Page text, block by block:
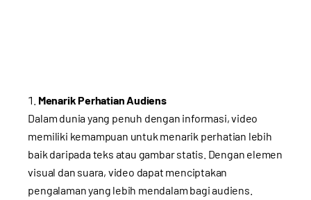
Menarik Perhatian Audiens
Dalam dunia yang penuh dengan informasi, video
memiliki kemampuan untuk menarik perhatian lebih
baik daripada teks atau gambar statis. Dengan elemen
visual dan suara, video dapat menciptakan
pengalaman yang lebih mendalam bagi audiens.